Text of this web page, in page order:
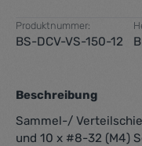
Produktnummer:
BS-DCV-VS-150-12
Beschreibung
Sammel-/
und 10 x #8-32 (M4)